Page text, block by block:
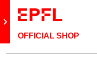
Retour au site principal
OFFICIAL SHOP